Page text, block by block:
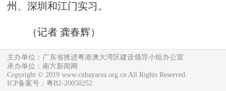
州、深圳和江门实习。
（记者 龚春辉）
主办单位：广东省推进粤港澳大湾区建设领导小组办公室
承办单位：南方新闻网
Copyright © 2019 www.cnbayarea.org.cn All Rights Reserved.
ICP备案号：粤B2-20050252